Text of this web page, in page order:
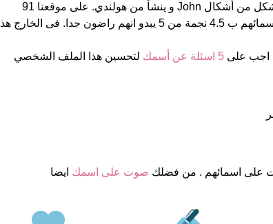
Iwan هو اسم للبنين الأسم شكل من أشكال John و ينشأ من هولندي. على موقعنا 91
الأشخاص بأسم Iwan (قدر اسمائهم ب 4.5 نجمة من 5 يبدو انهم راضون جدا. فى الخارج هذا
5 اسئلة عن أسمك لتحسين هذا الملف الشخصي
صوت على اسمك ايضا